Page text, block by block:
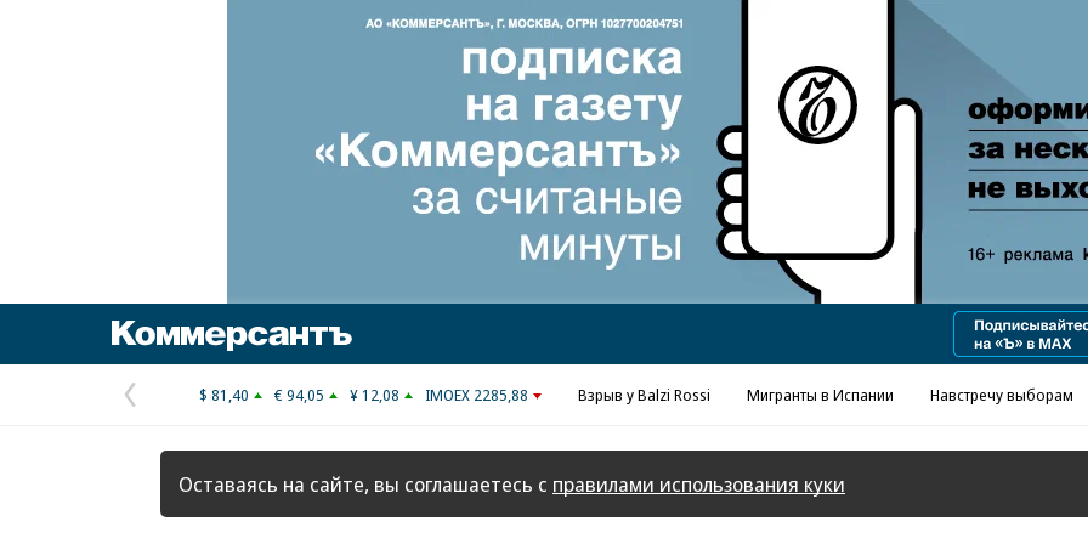
Реклама в «Ъ» www.kommersant.ru/ad
Предыдущая
страница
$ 81,40 € 94,05 ¥ 12,08 IMOEX 2285,88 Взрыв у Balzi Rossi Мигранты в Испании Навстречу выборам
Оставаясь на сайте, вы соглашаетесь с правилами использования куки